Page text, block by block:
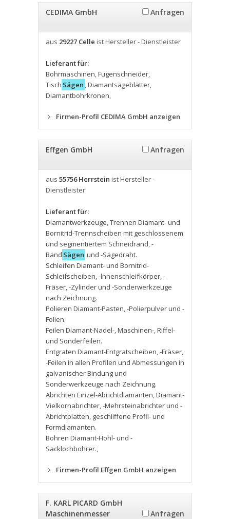
CEDIMA GmbH Anfragen
aus 29227 Celle ist Hersteller - Dienstleister
Lieferant für:
Bohrmaschinen,Fugenschneider,
Tisch Sägen ,Diamantsägeblätter,
Diamantbohrkronen,
Firmen-Profil CEDIMA GmbH anzeigen
Effgen GmbH Anfragen
aus 55756 Herrstein ist Hersteller -
Dienstleister
Lieferant für:
Diamantwerkzeuge,Trennen Diamant- und
Bornitrid-Trennscheiben mit geschlossenem
und segmentiertem Schneidrand,-
Band Sägen und -Sägedraht.
Schleifen Diamant- und Bornitrid-
Schleifscheiben,-lnnenschleifkörper,-
Fräser,-Zylinder und -Sonderwerkzeuge
nach Zeichnung.
Polieren Diamant-Pasten,-Polierpulver und -
Folien.
Feilen Diamant-Nadel-,Maschinen-,Riffel-
und Sonderfeilen.
Entgraten Diamant-Entgratscheiben,-Fräser,
-Feilen in allen Profilen und Abmessungen in
galvanischer Bindung und
Sonderwerkzeuge nach Zeichnung.
Abrichten Einzel-Abrichtdiamanten,Diamant-
Vielkornabrichter,-Mehrsteinabrichter und -
Abrichtplatten, geschliffene Profil- und
Formdiamanten.
Bohren Diamant-Hohl- und -
Sacklochbohrer.,
Firmen-Profil Effgen GmbH anzeigen
F. KARL PICARD GmbH
Maschinenmesser
Anfragen